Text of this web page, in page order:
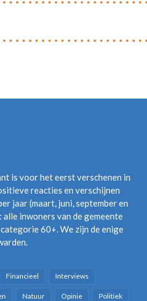
is voor het eerst verschenen in
reacties en verschijnen
jaar (maart, juni, september en
inwoners van de gemeente
60+. We zijn de enige
Financieel Interviews
Natuur Opinie Politiek